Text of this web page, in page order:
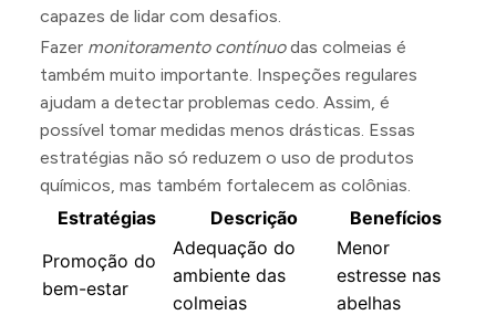
capazes de lidar com desafios.
Fazer monitoramento contínuodas colmeias é
também muito importante. Inspeções regulares
ajudam a detectar problemas cedo. Assim, é
possível tomar medidas menos drásticas. Essas
estratégias não só reduzem o uso de produtos
químicos, mas também fortalecem as colônias.
Estratégias Descrição
Benefícios
Promoção do
bem-estar
Adequação do
ambiente das
colmeias
Menor
estresse nas
abelhas